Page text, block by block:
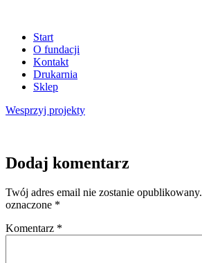
Start
O fundacji
Kontakt
Drukarnia
Sklep
Wesprzyj projekty
Dodaj komentarz
Twój adres email nie zostanie opublikowany.
oznaczone *
Komentarz *